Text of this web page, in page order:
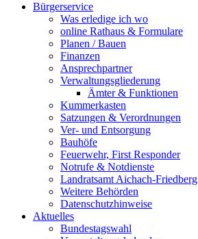
Bürgerservice
Was erledige ich wo
online Rathaus & Formulare
Planen / Bauen
Finanzen
Ansprechpartner
Verwaltungsgliederung
Ämter & Funktionen
Kummerkasten
Satzungen & Verordnungen
Ver- und Entsorgung
Bauhöfe
Feuerwehr, First Responder
Notrufe & Notdienste
Landratsamt Aichach-Friedberg
Weitere Behörden
Datenschutzhinweise
Aktuelles
Bundestagswahl